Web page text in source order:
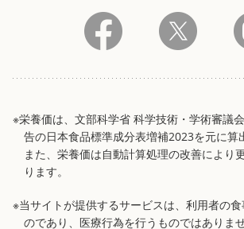
※栄養価は、文部科学省 科学技術・学術審議
告の日本食品標準成分表増補2023を元に算
また、栄養価は自動計算処理の改善により
ります。
※当サイトが提供するサービスは、利用者の
のであり、医療行為を行うものではありませ